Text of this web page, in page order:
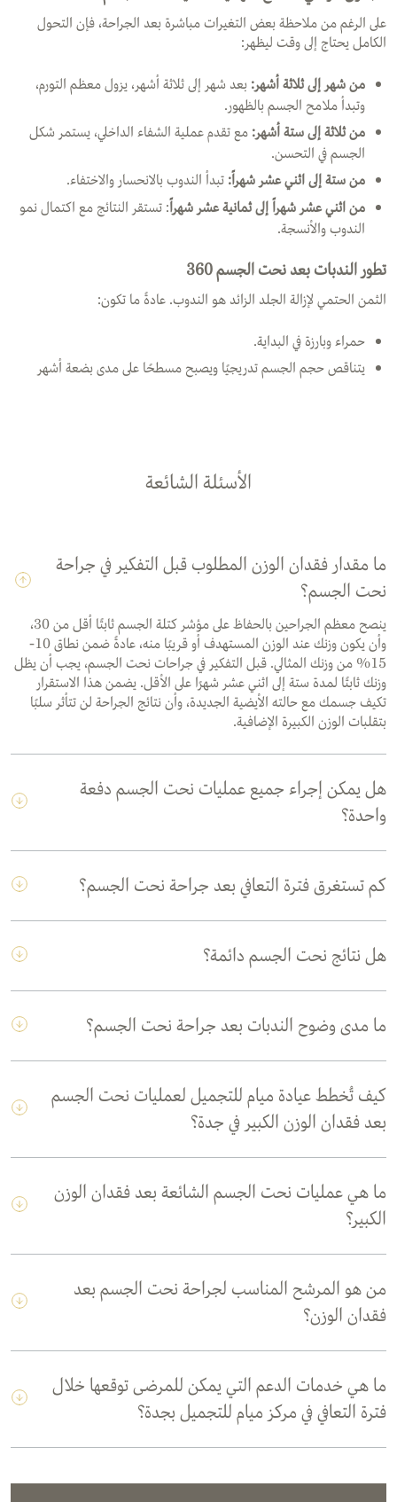
على الرغم من ملاحظة بعض التغيرات مباشرة بعد الجراحة، فإن التحول
الكامل يحتاج إلى وقت ليظهر:
من شهر إلى ثلاثة أشهر: بعد شهر إلى ثلاثة أشهر، يزول معظم التورم،
وتبدأ ملامح الجسم بالظهور.
من ثلاثة إلى ستة أشهر: مع تقدم عملية الشفاء الداخلي، يستمر شكل
الجسم في التحسن.
من ستة إلى اثني عشر شهراً: تبدأ الندوب بالانحسار والاختفاء.
من اثني عشر شهراً إلى ثمانية عشر شهراً: تستقر النتائج مع اكتمال نمو
الندوب والأنسجة.
تطور الندبات بعد نحت الجسم 360
الثمن الحتمي لإزالة الجلد الزائد هو الندوب. عادةً ما تكون:
حمراء وبارزة في البداية.
يتناقص حجم الجسم تدريجيًا ويصبح مسطحًا على مدى بضعة أشهر
الأسئلة الشائعة
ما مقدار فقدان الوزن المطلوب قبل التفكير في جراحة
نحت الجسم؟
ينصح معظم الجراحين بالحفاظ على مؤشر كتلة الجسم ثابتًا أقل من 30،
وأن يكون وزنك عند الوزن المستهدف أو قريبًا منه، عادةً ضمن نطاق 10-
15% من وزنك المثالي. قبل التفكير في جراحات نحت الجسم، يجب أن يظل
وزنك ثابتًا لمدة ستة إلى اثني عشر شهرًا على الأقل. يضمن هذا الاستقرار
تكيف جسمك مع حالته الأيضية الجديدة، وأن نتائج الجراحة لن تتأثر سلبًا
بتقلبات الوزن الكبيرة الإضافية.
هل يمكن إجراء جميع عمليات نحت الجسم دفعة
واحدة؟
كم تستغرق فترة التعافي بعد جراحة نحت الجسم؟
هل نتائج نحت الجسم دائمة؟
ما مدى وضوح الندبات بعد جراحة نحت الجسم؟
كيف تُخطط عيادة ميام للتجميل لعمليات نحت الجسم
بعد فقدان الوزن الكبير في جدة؟
ما هي عمليات نحت الجسم الشائعة بعد فقدان الوزن
الكبير؟
من هو المرشح المناسب لجراحة نحت الجسم بعد
فقدان الوزن؟
ما هي خدمات الدعم التي يمكن للمرضى توقعها خلال
فترة التعافي في مركز ميام للتجميل بجدة؟